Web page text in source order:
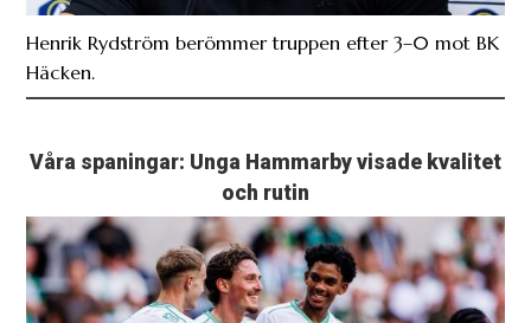
Henrik Rydström berömmer truppen efter 3–0 mot BK
Häcken.
Våra spaningar: Unga Hammarby visade kvalitet
och rutin